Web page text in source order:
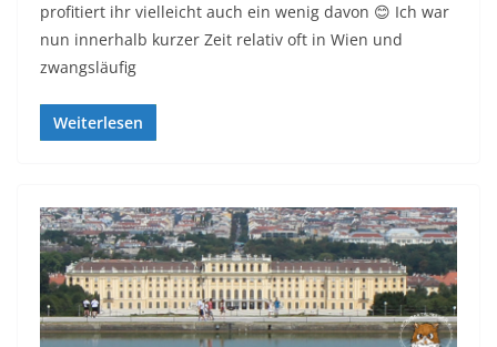
profitiert ihr vielleicht auch ein wenig davon 😊 Ich war
nun innerhalb kurzer Zeit relativ oft in Wien und
zwangsläufig
Weiterlesen